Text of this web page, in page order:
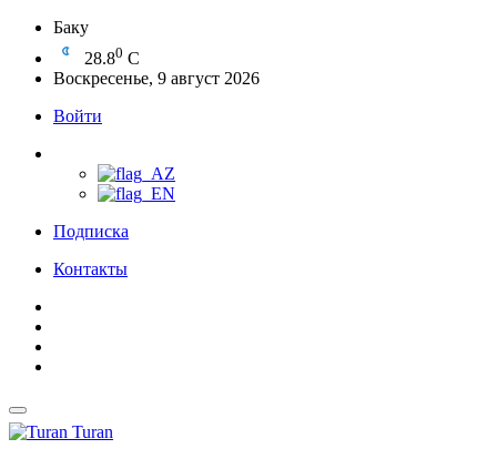
Баку
28.80 C
Воскресенье, 9 август 2026
Войти
Подписка
Контакты
Turan